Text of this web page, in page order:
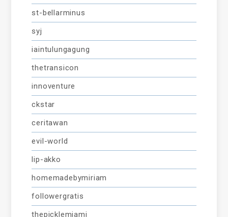
st-bellarminus
syj
iaintulungagung
thetransicon
innoventure
ckstar
ceritawan
evil-world
lip-akko
homemadebymiriam
followergratis
thepicklemiami